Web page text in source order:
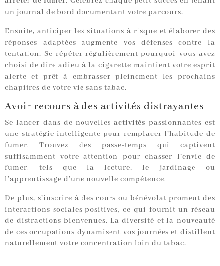
un journal de bord documentant votre parcours.
Ensuite, anticiper les situations à risque et élaborer des
réponses adaptées augmente vos défenses contre la
tentation. Se répéter régulièrement pourquoi vous avez
choisi de dire adieu à la cigarette maintient votre esprit
alerte et prêt à embrasser pleinement les prochains
chapitres de votre vie sans tabac.
Avoir recours à des activités distrayantes
Se lancer dans de nouvellesactivités passionnantes est
une stratégie intelligente pour remplacer l’habitude de
fumer. Trouvez des passe-temps qui captivent
suffisamment votre attention pour chasser l’envie de
fumer, tels que la lecture, le jardinage ou
l’apprentissage d’une nouvelle compétence.
De plus, s’inscrire à des cours ou bénévolat promeut des
interactions sociales positives, ce qui fournit un réseau
de distractions bienvenues. La diversité et la nouveauté
de ces occupations dynamisent vos journées et distillent
naturellement votre concentration loin du tabac.